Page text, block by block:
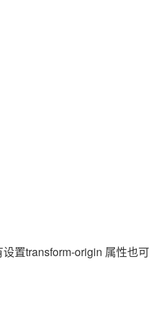
置transform-origin 属性也可